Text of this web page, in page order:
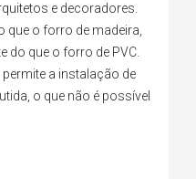
e decoradores.
que o forro de madeira,
do que o forro de PVC.
a instalação de
o que não é possível